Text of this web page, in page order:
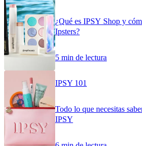
¿Qué es IPSY Shop y
Ipsters?
5 min de lectura
IPSY 101
Todo lo que necesitas
IPSY